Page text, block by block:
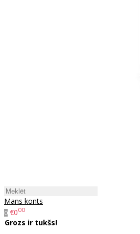
Mans konts
0 €000
Grozs ir tukšs!